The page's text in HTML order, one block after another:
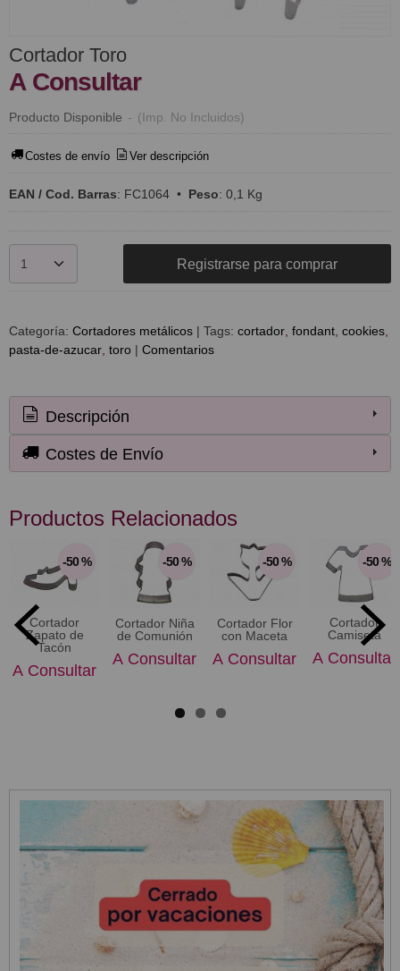
Cortador Toro
A Consultar
Producto Disponible - (Imp. No Incluidos)
Costes de envío Ver descripción
EAN / Cod. Barras: FC1064 • Peso: 0,1 Kg
Registrarse para comprar
Categoría: Cortadores metálicos | Tags: cortador fondant cookies
pasta-de-azucar toro | Comentarios
Descripción
Costes de Envío
Productos Relacionados
-50 %
Cortador
Zapato de
Tacón
A Consultar
-50 %
Cortador Niña
de Comunión
A Consultar
-50 %
Cortador Flor
con Maceta
A Consultar
-50 %
Cortador
Camiseta
A Consultar